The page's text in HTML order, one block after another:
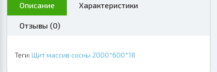
Описание Характеристики
Отзывы (0)
Теги: Щит массив сосны 2000*600*18